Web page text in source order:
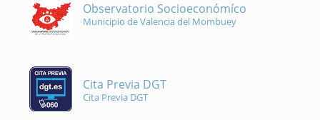
Observatorio Socioeconómíco
Municipio de Valencia del Mombuey
Cita Previa DGT
Cita Previa DGT